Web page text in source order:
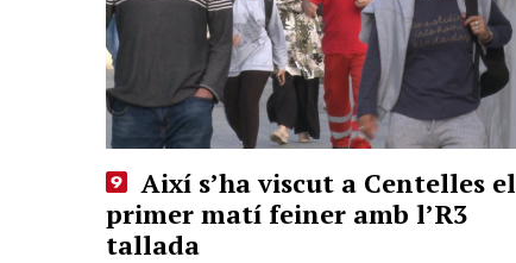
Així s’ha viscut a Centelles el
primer matí feiner amb l’R3
tallada